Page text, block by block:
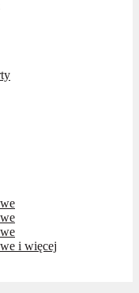
i więcej